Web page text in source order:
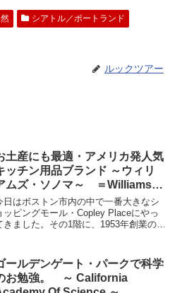
シアトル／ポートランド
ルックツアー
土産にも最適・アメリカ発人気
ッチン用品ブランド ～ウィリ
ムズ・ソノマ～ ＝Williams-
＝
日はボストン市内の中で一番大きなシ
ッピングモール・Copley Placeにやっ
きました。その1階に、1953年創業の老
けました。有名シェフやセレブ...
ールデンゲート・パークで科学
お勉強。 ～ California